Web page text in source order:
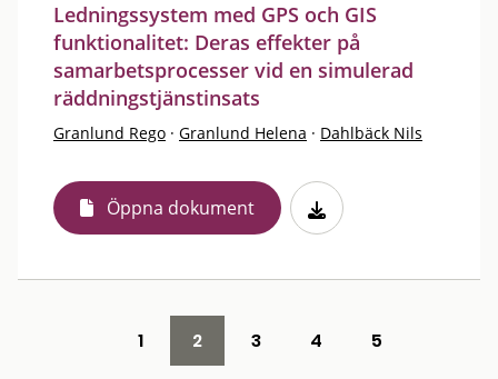
Ledningssystem med GPS och GIS
funktionalitet: Deras effekter på
samarbetsprocesser vid en simulerad
räddningstjänstinsats
Granlund Rego · Granlund Helena · Dahlbäck Nils
Öppna dokument
1 2 3 4 5